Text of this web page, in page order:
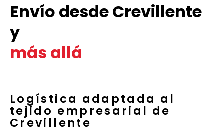
Envío desde Crevillente
y
más allá
Logística adaptada al
tejido empresarial de
Crevillente